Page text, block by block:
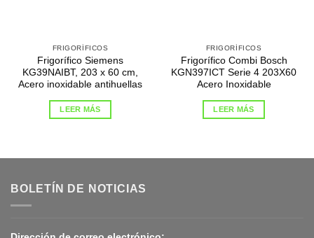
FRIGORÍFICOS
Frigorífico Siemens
KG39NAIBT, 203 x 60 cm,
Acero inoxidable antihuellas
LEER MÁS
FRIGORÍFICOS
Frigorífico Combi Bosch
KGN397ICT Serie 4 203X60
Acero Inoxidable
LEER MÁS
BOLETÍN DE NOTICIAS